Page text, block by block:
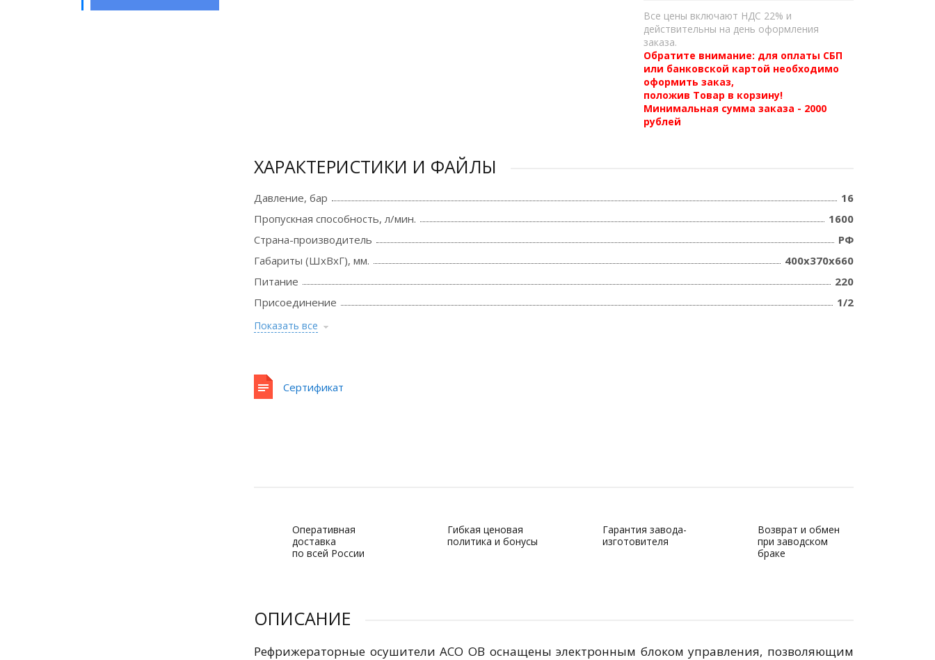
Все цены включают НДС 22% и
действительны на день оформления
заказа.
Обратите внимание: для оплаты СБП
или банковской картой необходимо
оформить заказ,
положив Товар в корзину!
Минимальная сумма заказа - 2000
рублей
ХАРАКТЕРИСТИКИ И ФАЙЛЫ
Давление, бар
16
Пропускная способность, л/мин.
1600
Страна-производитель
РФ
Габариты (ШхВхГ), мм.
400х370х660
Питание
220
Присоединение
1/2
Показать все
Сертификат
Оперативная
доставка
по всей России
Гибкая ценовая
политика и бонусы
Гарантия завода-
изготовителя
Возврат и обмен
при заводском
браке
ОПИСАНИЕ
Рефрижераторные осушители АСО ОВ оснащены электронным блоком управления, позволяющим